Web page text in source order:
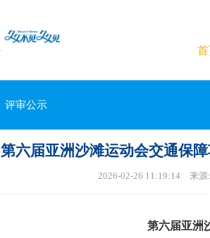
评审公示
第六届亚洲沙滩运动会交通保
2026-02-26 11:19:14 来
第六届亚洲